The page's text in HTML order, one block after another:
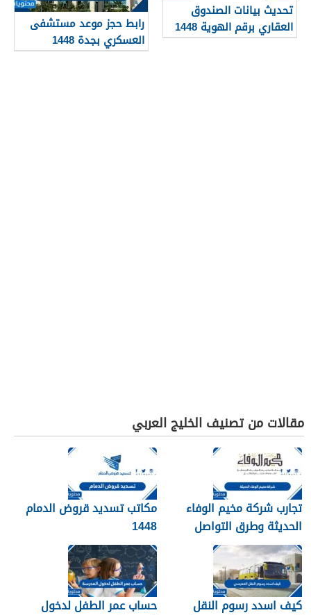
تحديث بيانات الصندوق
العقاري برقم الهوية 1448
الرابط والخطوات
رابط حجز موعد مستشفى
العسكري بجدة 1448
مقالات من تصنيف الخليج العربي
تجارب شركة مخيم الوفاء
الحديثة وطرق التواصل
معهم 1448
مكاتب تسديد قروض الدمام
1448
كيف اسدد رسوم النقل
حساب عمر الطفل لدخول